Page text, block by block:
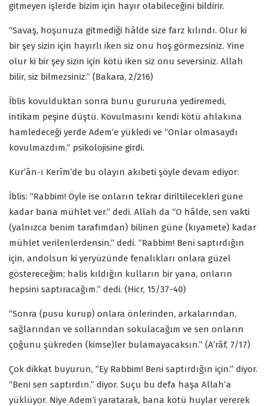
gitmeyen işlerde bizim için hayır olabileceğini bildirir.
“Savaş, hoşunuza gitmediği hâlde size farz kılındı. Olur ki
bir şey sizin için hayırlı iken siz onu hoş görmezsiniz. Yine
olur ki bir şey sizin için kötü iken siz onu seversiniz. Allah
bilir, siz bilmezsiniz.” (Bakara, 2/216)
İblis kovulduktan sonra bunu gururuna yediremedi,
intikam peşine düştü. Kovulmasını kendi kötü ahlakına
hamledeceği yerde Adem’e yükledi ve “Onlar olmasaydı
kovulmazdım.” psikolojisine girdi.
Kur’ân-ı Kerîm’de bu olayın akıbeti şöyle devam ediyor:
İblis: “Rabbim! Öyle ise onların tekrar diriltilecekleri güne
kadar bana mühlet ver.” dedi. Allah da “O hâlde, sen vakti
(yalnızca benim tarafımdan) bilinen güne (kıyamete) kadar
mühlet verilenlerdensin.” dedi. “Rabbim! Beni saptırdığın
için, andolsun ki yeryüzünde fenalıkları onlara güzel
göstereceğim; halis kıldığın kulların bir yana, onların
hepsini saptıracağım.” dedi. (Hicr, 15/37-40)
“Sonra (pusu kurup) onlara önlerinden, arkalarından,
sağlarından ve sollarından sokulacağım ve sen onların
çoğunu şükreden (kimse)ler bulamayacaksın.” (A’râf, 7/17)
Çok dikkat buyurun, “Ey Rabbim! Beni saptırdığın için.” diyor.
“Beni sen saptırdın.” diyor. Suçu bu defa haşa Allah’a
yüklüyor. Niye Adem’i yaratarak, bana kötü huylar vererek